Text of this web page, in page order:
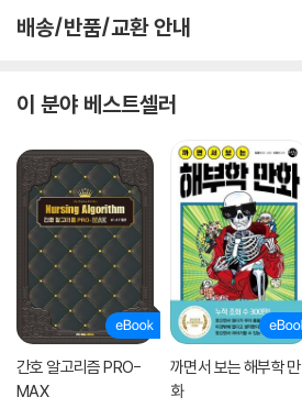
배송/반품/교환 안내
이 분야 베스트셀러
간호 알고리즘 PRO-
MAX
까면서 보는 해부학 만
화